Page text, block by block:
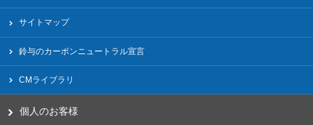
サイトマップ
鈴与のカーボンニュートラル宣言
CMライブラリ
個人のお客様